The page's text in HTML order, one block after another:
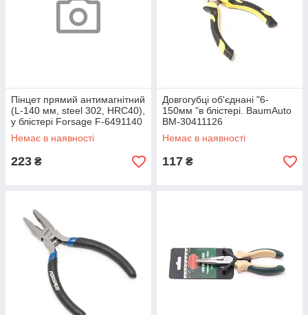
Пінцет прямий антимагнітний
(L-140 мм, steel 302, HRC40),
у блістері Forsage F-6491140
Немає в наявності
223 ₴
Довгогубці об'єднані "6-
150мм "в блістері. BaumAuto
BM-30411126
Немає в наявності
117 ₴